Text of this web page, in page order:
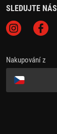
SLEDUJTE NÁS
Nakupování z